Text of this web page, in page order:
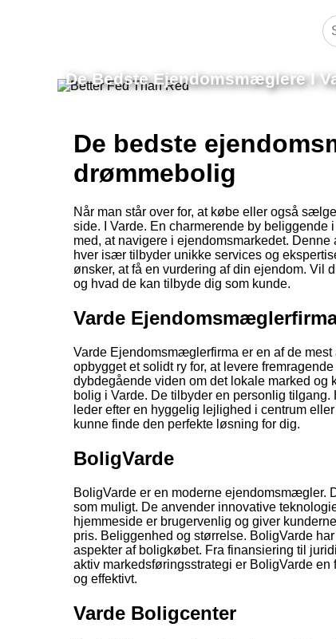
De Bedste Ejendomsmæglere I
De bedste
drømmebolig
Når man står over for, at købe eller også
side. I Varde. En charmerende by
med, at navigere i ejendomsmarkedet.
hver især tilbyder unikke services og
ønsker, at få en vurdering af din ejendom. Vil
og hvad de kan tilbyde dig som kunde.
Varde
Varde Ejendomsmæglerfirma er en af de
opbygget et solidt ry for, at levere
dybdegående viden om det lokale marked
bolig i Varde. De tilbyder en personlig
leder efter en hyggelig lejlighed i centrum
kunne finde den perfekte løsning for dig.
BoligVarde
BoligVarde er en moderne ejendomsmægler.
som muligt. De anvender innovative
hjemmeside er brugervenlig og giver
pris. Beliggenhed og størrelse. BoligVarde
aspekter af boligkøbet. Fra finansiering til
aktiv markedsføringsstrategi er BoligVarde
og effektivt.
Varde Boligcenter